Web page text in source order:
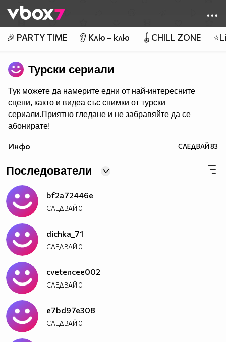
👾
🎉 PARTY TIME 👂 Клю – клю 🪀CHILL ZONE
Турски сериали
Тук можете да намерите едни от най-интересните
сцени, както и видеа със снимки от турски
сериали.Приятно гледане и не забравяйте да се
абонирате!
Инфо СЛЕДВАЙ83
Последователи
bf2a72446e
СЛЕДВАЙ 0
dichka_71
СЛЕДВАЙ 0
cvetencee002
СЛЕДВАЙ 0
e7bd97e308
СЛЕДВАЙ 0